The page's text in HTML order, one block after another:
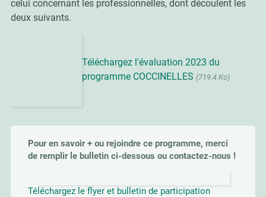
celui concernant les professionnelles, dont découlent les
deux suivants.
Téléchargez l'évaluation 2023 du
programme COCCINELLES (719.4 Ko)
Pour en savoir + ou rejoindre ce programme, merci
de remplir le bulletin ci-dessous ou contactez-nous !
Téléchargez le flyer et bulletin de participation